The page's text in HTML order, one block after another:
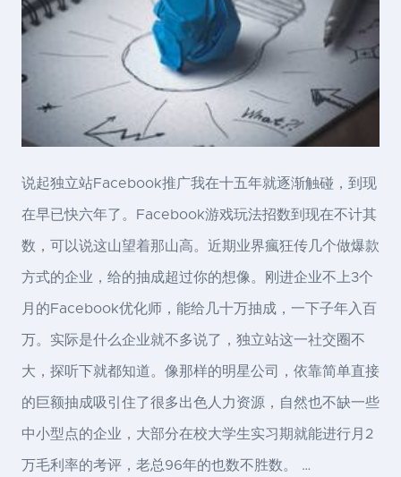
说起独立站Facebook推广我在十五年就逐渐触碰，到现
在早已快六年了。Facebook游戏玩法招数到现在不计其
数，可以说这山望着那山高。近期业界瘋狂传几个做爆款
方式的企业，给的抽成超过你的想像。刚进企业不上3个
月的Facebook优化师，能给几十万抽成，一下子年入百
万。实际是什么企业就不多说了，独立站这一社交圈不
大，探听下就都知道。像那样的明星公司，依靠简单直接
的巨额抽成吸引住了很多出色人力资源，自然也不缺一些
中小型点的企业，大部分在校大学生实习期就能进行月2
万毛利率的考评，老总96年的也数不胜数。 …